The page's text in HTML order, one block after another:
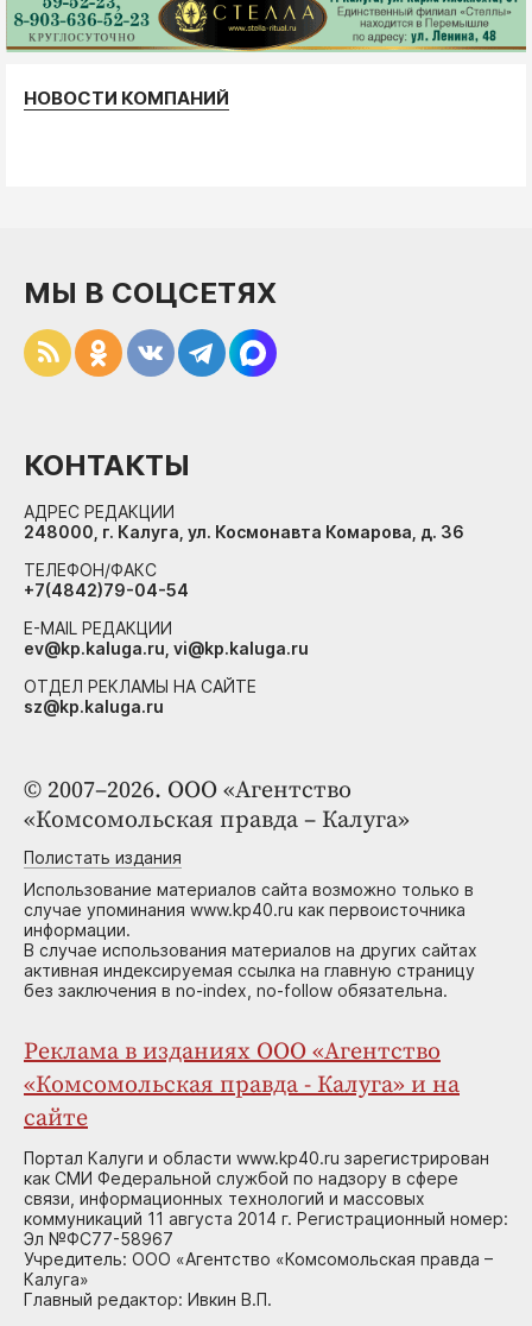
НОВОСТИ КОМПАНИЙ
© 2007–2026. ООО «Агентство
«Комсомольская правда – Калуга»
Полистать издания
Использование материалов сайта возможно только в
случае упоминания www.kp40.ru как первоисточника
информации.
В случае использования материалов на других сайтах
активная индексируемая ссылка на главную страницу
без заключения в no-index, no-follow обязательна.
Реклама в изданиях ООО «Агентство
«Комсомольская правда - Калуга» и на
сайте
Портал Калуги и области www.kp40.ru зарегистрирован
как СМИ Федеральной службой по надзору в сфере
связи, информационных технологий и массовых
коммуникаций 11 августа 2014 г. Регистрационный номер:
Эл №ФС77-58967
Учредитель: ООО «Агентство «Комсомольская правда –
Калуга»
Главный редактор: Ивкин В.П.
МЫ В СОЦСЕТЯХ
КОНТАКТЫ
АДРЕС РЕДАКЦИИ
248000, г. Калуга, ул. Космонавта Комарова, д. 36
ТЕЛЕФОН/ФАКС
+7(4842)79-04-54
E-MAIL РЕДАКЦИИ
ev@kp.kaluga.ru, vi@kp.kaluga.ru
ОТДЕЛ РЕКЛАМЫ НА САЙТЕ
sz@kp.kaluga.ru